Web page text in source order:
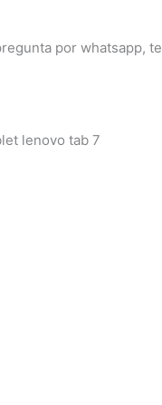
por whatsapp,
lenovo tab 7